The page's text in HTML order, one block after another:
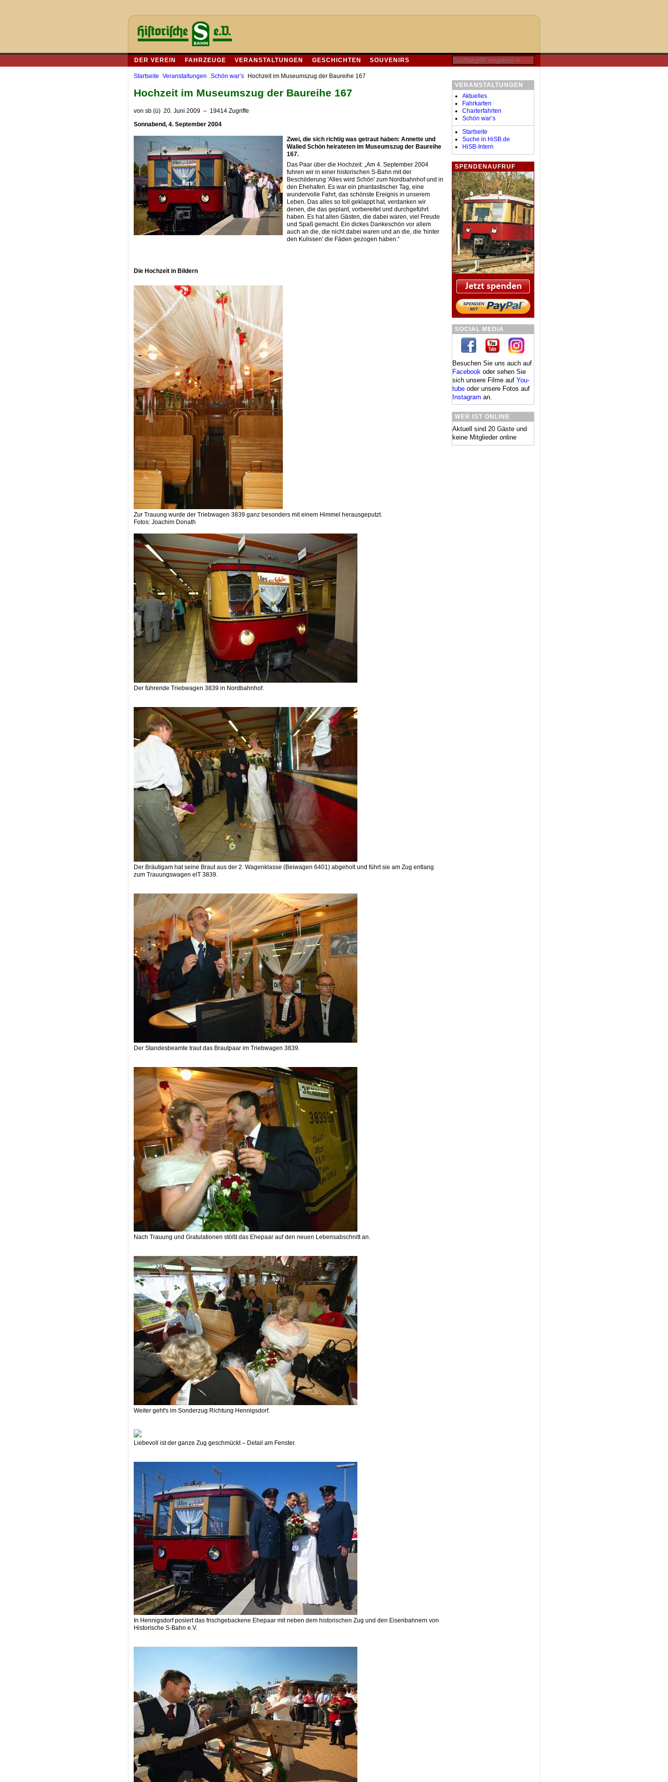
DER VEREIN FAHRZEUGE VERANSTALTUNGEN GESCHICHTEN SOUVENIRS
VERANSTALTUNGEN
Aktuelles
Fahrkarten
Charterfahrten
Schön war’s
Startseite
Suche in HiSB.de
HiSB-Intern
SPENDENAUFRUF
SOCIAL MEDIA
Besuchen Sie uns auch auf
Facebook oder se­hen Sie
sich un­se­re Fil­me auf You­
tube oder un­se­re Fo­tos auf
In­sta­gram an.
WER IST ONLINE
Aktuell sind 20 Gäste und
keine Mitglieder online
Startseite Veranstaltungen Schön war’s Hochzeit im Museumszug der Baureihe 167
Hochzeit im Museumszug der Baureihe 167
von sb (ü) 20. Juni 2009 – 19414 Zugriffe
Sonnabend, 4. September 2004
Zwei, die sich richtig was getraut haben: Annette und
Walied Schön heirateten im Museumszug der Baureihe
167.
Das Paar über die Hochzeit: „Am 4. September 2004
fuhren wir in einer historischen S-Bahn mit der
Beschilderung 'Alles wird Schön' zum Nordbahnhof und in
den Ehehafen. Es war ein phantastischer Tag, eine
wundervolle Fahrt, das schönste Ereignis in unserem
Leben. Das alles so toll geklappt hat, verdanken wir
denen, die das geplant, vorbereitet und durchgeführt
haben. Es hat allen Gästen, die dabei waren, viel Freude
und Spaß gemacht. Ein dickes Dankeschön vor allem
auch an die, die nicht dabei waren und an die, die 'hinter
den Kulissen' die Fäden gezogen haben.“
Die Hochzeit in Bildern
Zur Trauung wurde der Triebwagen 3839 ganz besonders mit einem Himmel herausgeputzt.
Fotos: Joachim Donath
Der führende Triebwagen 3839 in Nordbahnhof.
Der Bräutigam hat seine Braut aus der 2. Wagenklasse (Beiwagen 6401) abgeholt und führt sie am Zug entlang
zum Trauungswagen elT 3839.
Der Standesbeamte traut das Brautpaar im Triebwagen 3839.
Nach Trauung und Gratulationen stößt das Ehepaar auf den neuen Lebensabschnitt an.
Weiter geht's im Sonderzug Richtung Hennigsdorf.
Liebevoll ist der ganze Zug geschmückt – Detail am Fenster.
In Hennigsdorf posiert das frischgebackene Ehepaar mit neben dem historischen Zug und den Eisenbahnern von
Historische S-Bahn e.V.